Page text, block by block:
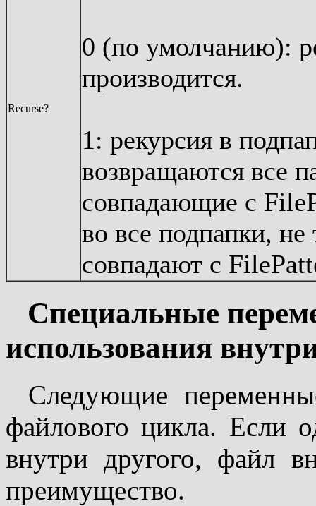
Recurse?
0 (по умолчанию):
производится.
1: рекурсия в
возвращаются все
совпадающие с
во все подпапки, не
совпадают с
Специальные
использования
Следующие
файлового цикла. Если
внутри другого, файл
преимущество.